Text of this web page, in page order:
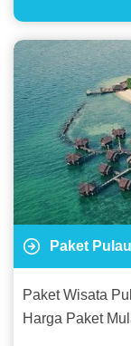
Paket
Paket Wisata
Harga Paket